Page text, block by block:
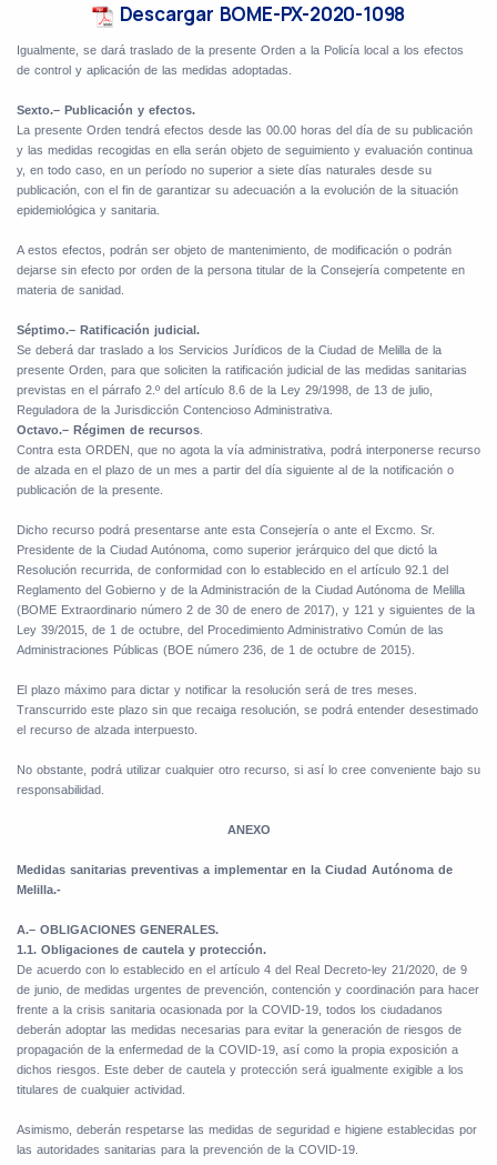
Descargar BOME-PX-2020-1098
Igualmente, se dará traslado de la presente Orden a la Policía local a los efectos
de control y aplicación de las medidas adoptadas.
Sexto.– Publicación y efectos.
La presente Orden tendrá efectos desde las 00.00 horas del día de su publicación
y las medidas recogidas en ella serán objeto de seguimiento y evaluación continua
y, en todo caso, en un período no superior a siete días naturales desde su
publicación, con el fin de garantizar su adecuación a la evolución de la situación
epidemiológica y sanitaria.
A estos efectos, podrán ser objeto de mantenimiento, de modificación o podrán
dejarse sin efecto por orden de la persona titular de la Consejería competente en
materia de sanidad.
Séptimo.– Ratificación judicial.
Se deberá dar traslado a los Servicios Jurídicos de la Ciudad de Melilla de la
presente Orden, para que soliciten la ratificación judicial de las medidas sanitarias
previstas en el párrafo 2.º del artículo 8.6 de la Ley 29/1998, de 13 de julio,
Reguladora de la Jurisdicción Contencioso Administrativa.
Octavo.– Régimen de recursos
Contra esta ORDEN, que no agota la vía administrativa, podrá interponerse recurso
de alzada en el plazo de un mes a partir del día siguiente al de la notificación o
publicación de la presente.
Dicho recurso podrá presentarse ante esta Consejería o ante el Excmo. Sr.
Presidente de la Ciudad Autónoma, como superior jerárquico del que dictó la
Resolución recurrida, de conformidad con lo establecido en el artículo 92.1 del
Reglamento del Gobierno y de la Administración de la Ciudad Autónoma de Melilla
(BOME Extraordinario número 2 de 30 de enero de 2017), y 121 y siguientes de la
Ley 39/2015, de 1 de octubre, del Procedimiento Administrativo Común de las
Administraciones Públicas (BOE número 236, de 1 de octubre de 2015).
El plazo máximo para dictar y notificar la resolución será de tres meses.
Transcurrido este plazo sin que recaiga resolución, se podrá entender desestimado
el recurso de alzada interpuesto.
No obstante, podrá utilizar cualquier otro recurso, si así lo cree conveniente bajo su
responsabilidad.
ANEXO
Medidas sanitarias preventivas a implementar en la Ciudad Autónoma de
Melilla.-
A.– OBLIGACIONES GENERALES.
1.1. Obligaciones de cautela y protección.
De acuerdo con lo establecido en el artículo 4 del Real Decreto-ley 21/2020, de 9
de junio, de medidas urgentes de prevención, contención y coordinación para hacer
frente a la crisis sanitaria ocasionada por la COVID-19, todos los ciudadanos
deberán adoptar las medidas necesarias para evitar la generación de riesgos de
propagación de la enfermedad de la COVID-19, así como la propia exposición a
dichos riesgos. Este deber de cautela y protección será igualmente exigible a los
titulares de cualquier actividad.
Asimismo, deberán respetarse las medidas de seguridad e higiene establecidas por
las autoridades sanitarias para la prevención de la COVID-19.